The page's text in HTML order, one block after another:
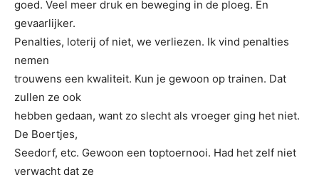
goed. Veel meer druk en beweging in de ploeg. En
gevaarlijker.
Penalties, loterij of niet, we verliezen. Ik vind penalties
nemen
trouwens een kwaliteit. Kun je gewoon op trainen. Dat
zullen ze ook
hebben gedaan, want zo slecht als vroeger ging het niet.
De Boertjes,
Seedorf, etc. Gewoon een toptoernooi. Had het zelf niet
verwacht dat ze